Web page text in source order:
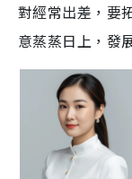
對經常出差，要
意蒸蒸日上，發